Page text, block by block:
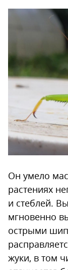
Он умело
растениях
и стеблей.
мгновенно
острыми
жуки, в том